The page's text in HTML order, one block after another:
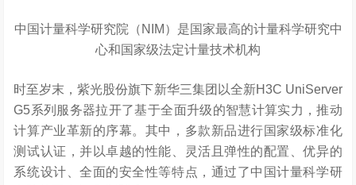
中国计量科学研究院（NIM）是国家最高的计量科学研究中
心和国家级法定计量技术机构
时至岁末，紫光股份旗下新华三集团以全新H3C UniServer
G5系列服务器拉开了基于全面升级的智慧计算实力，推动
计算产业革新的序幕。其中，多款新品进行国家级标准化
测试认证，并以卓越的性能、灵活且弹性的配置、优异的
系统设计、全面的安全性等特点，通过了中国计量科学研